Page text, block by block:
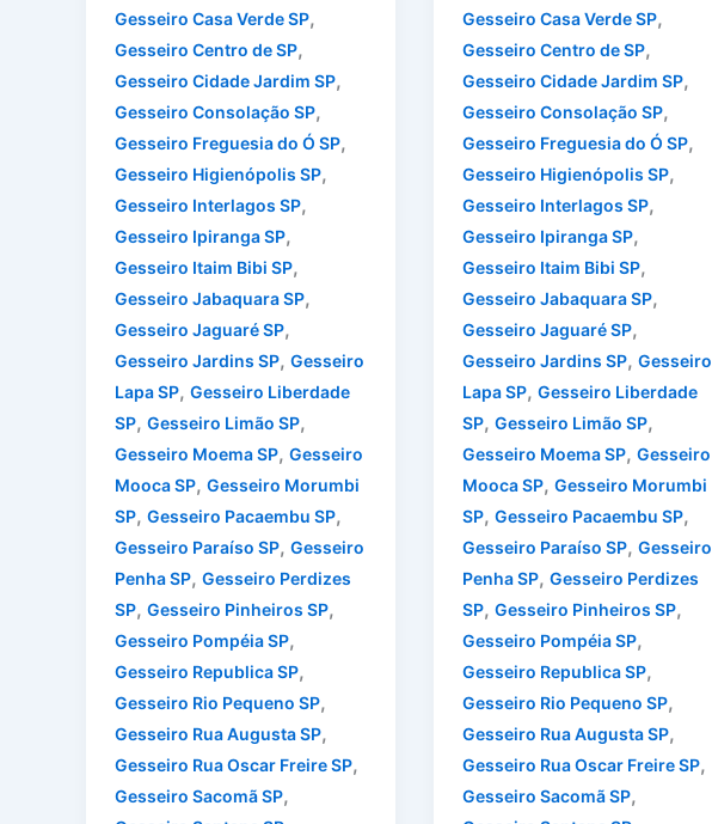
Gesseiro Casa Verde SP,
Gesseiro Centro de SP,
Gesseiro Cidade Jardim SP,
Gesseiro Consolação SP,
Gesseiro Freguesia do Ó SP,
Gesseiro Higienópolis SP,
Gesseiro Interlagos SP,
Gesseiro Ipiranga SP,
Gesseiro Itaim Bibi SP,
Gesseiro Jabaquara SP,
Gesseiro Jaguaré SP,
Gesseiro Jardins SP, Gesseiro
Lapa SP, Gesseiro Liberdade
SP, Gesseiro Limão SP,
Gesseiro Moema SP, Gesseiro
Mooca SP, Gesseiro Morumbi
SP, Gesseiro Pacaembu SP,
Gesseiro Paraíso SP, Gesseiro
Penha SP, Gesseiro Perdizes
SP, Gesseiro Pinheiros SP,
Gesseiro Pompéia SP,
Gesseiro Republica SP,
Gesseiro Rio Pequeno SP,
Gesseiro Rua Augusta SP,
Gesseiro Rua Oscar Freire SP,
Gesseiro Sacomã SP,
Gesseiro Casa Verde SP,
Gesseiro Centro de SP,
Gesseiro Cidade Jardim SP,
Gesseiro Consolação SP,
Gesseiro Freguesia do Ó SP,
Gesseiro Higienópolis SP,
Gesseiro Interlagos SP,
Gesseiro Ipiranga SP,
Gesseiro Itaim Bibi SP,
Gesseiro Jabaquara SP,
Gesseiro Jaguaré SP,
Gesseiro Jardins SP, Gesseiro
Lapa SP, Gesseiro Liberdade
SP, Gesseiro Limão SP,
Gesseiro Moema SP, Gesseiro
Mooca SP, Gesseiro Morumbi
SP, Gesseiro Pacaembu SP,
Gesseiro Paraíso SP, Gesseiro
Penha SP, Gesseiro Perdizes
SP, Gesseiro Pinheiros SP,
Gesseiro Pompéia SP,
Gesseiro Republica SP,
Gesseiro Rio Pequeno SP,
Gesseiro Rua Augusta SP,
Gesseiro Rua Oscar Freire SP,
Gesseiro Sacomã SP,